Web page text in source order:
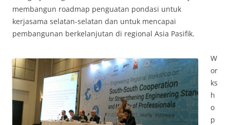
membangun roadmap penguatan pondasi untuk
kerjasama selatan-selatan dan untuk mencapai
pembangunan berkelanjutan di regional Asia Pasifik.
W
or
ks
h
o
p